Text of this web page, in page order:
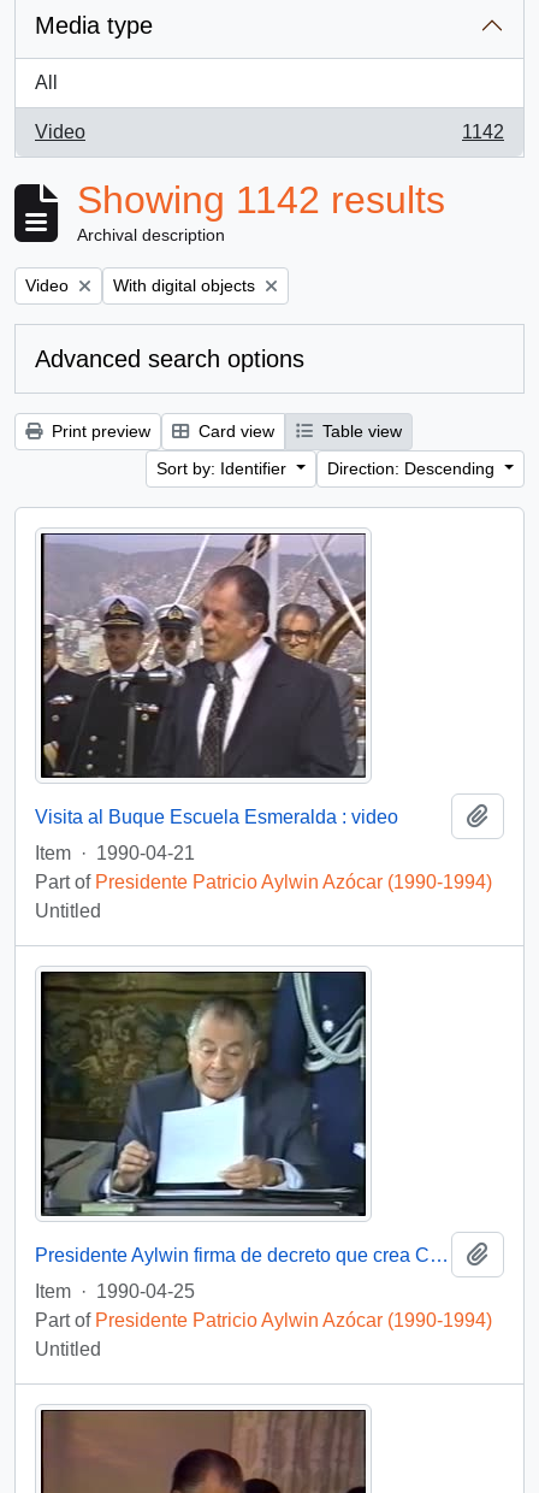
Media type
All
Video
, 1142 results
1142
Showing 1142 results
Archival description
Remove filter:
Video Remove filter:
With digital objects
Advanced search options
Print preview Card view
Table view
Sort by: Identifier
Direction: Descending
Visita al Buque Escuela Esmeralda : video
Item · 1990-04-21
Part of Presidente Patricio Aylwin Azócar (1990-1994)
Untitled
Presidente Aylwin firma de decreto que crea Comisión Nacional de Verdad y Reconciliación: video
Item · 1990-04-25
Part of Presidente Patricio Aylwin Azócar (1990-1994)
Untitled